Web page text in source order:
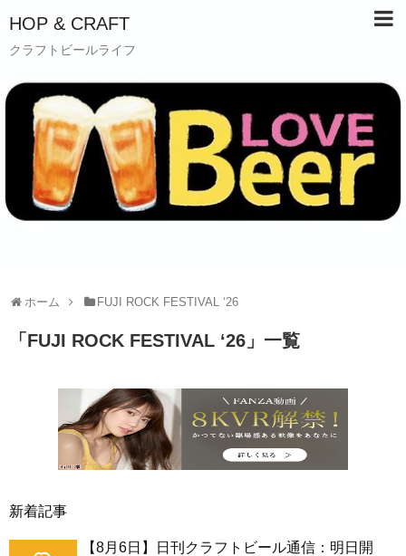
HOP & CRAFT
クラフトビールライフ
ホーム FUJI ROCK FESTIVAL ‘26
「 FUJI ROCK FESTIVAL ‘26 」 一覧
新着記事
【8月6日】日刊クラフトビール通信：明日開